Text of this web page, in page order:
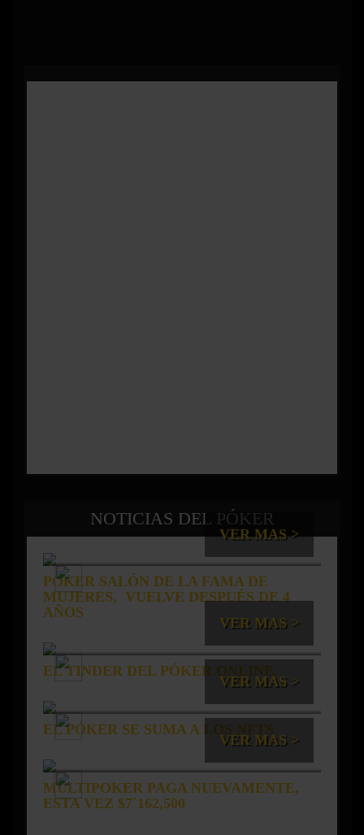
NOTICIAS DEL PÓKER
VER MAS >
PÓKER SALÓN DE LA FAMA DE
MUJERES, VUELVE DESPUÉS DE 4
AÑOS
VER MAS >
EL TINDER DEL PÓKER ONLINE.
VER MAS >
EL PÓKER SE SUMA A LOS NFTS
VER MAS >
MULTIPOKER PAGA NUEVAMENTE,
ESTA VEZ $7´162,500